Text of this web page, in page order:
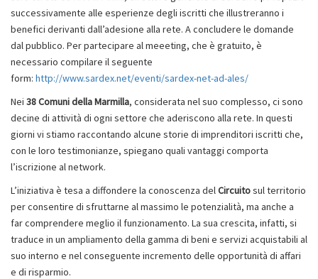
successivamente alle esperienze degli iscritti che illustreranno i
benefici derivanti dall’adesione alla rete. A concludere le domande
dal pubblico. Per partecipare al meeeting, che è gratuito, è
necessario compilare il seguente
form: http://www.sardex.net/eventi/sardex-net-ad-ales/
Nei 38 Comuni della Marmilla, considerata nel suo complesso, ci sono
decine di attività di ogni settore che aderiscono alla rete. In questi
giorni vi stiamo raccontando alcune storie di imprenditori iscritti che,
con le loro testimonianze, spiegano quali vantaggi comporta
l’iscrizione al network.
L’iniziativa è tesa a diffondere la conoscenza delCircuitosul territorio
per consentire di sfruttarne al massimo le potenzialità, ma anche a
far comprendere meglio il funzionamento. La sua crescita, infatti, si
traduce in un ampliamento della gamma di beni e servizi acquistabili al
suo interno e nel conseguente incremento delle opportunità di affari
e di risparmio.